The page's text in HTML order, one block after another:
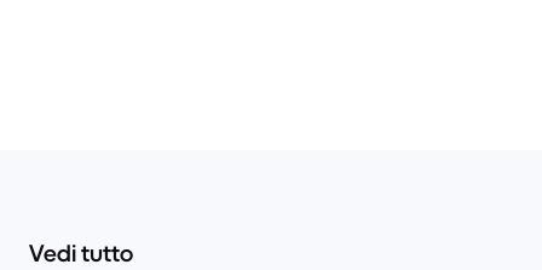
Vedi tutto